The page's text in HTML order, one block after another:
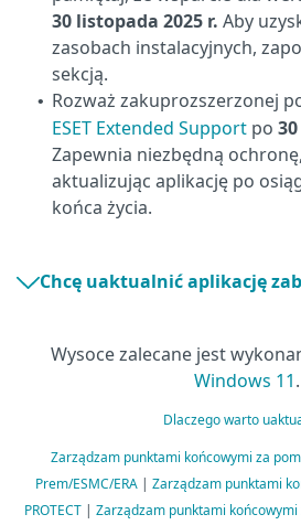
30 listopada 2025 r. Aby
zasobach instalacyjnych,
sekcją.
• Rozważ zakuprozszerzonej
ESET Extended Support po
Zapewnia niezbędną
aktualizując aplikację po
końca życia.
Chcę uaktualnić aplikację
Wysoce zalecane jest
Windows 11.
Dlaczego warto
Zarządzam punktami końcowymi za
Prem/ESMC/ERA | Zarządzam punktami
PROTECT| Zarządzam punktami